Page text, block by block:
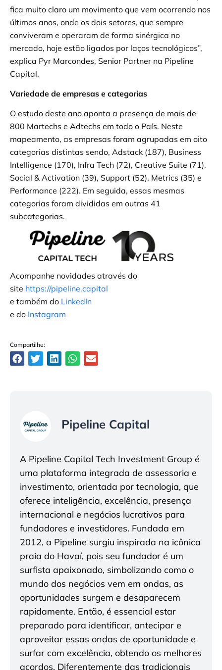
fica muito claro um movimento que vem ocorrendo nos
últimos anos, onde os dois setores, que sempre
conviveram e operaram de forma sinérgica no
mercado, hoje estão ligados por laços tecnológicos”,
explica Pyr Marcondes, Senior Partner na Pipeline
Capital.
Variedade de empresas e categorias
O estudo deste ano aponta a presença de mais de
800 Martechs e Adtechs em todo o País. Neste
mapeamento, as empresas foram agrupadas em oito
categorias distintas sendo, Adstack (187), Business
Intelligence (170), Infra Tech (72), Creative Suite (71),
Social & Activation (39), Support (52), Metrics (35) e
Performance (222). Em seguida, essas mesmas
categorias foram divididas em outras 41
subcategorias.
Acompanhe novidades através do
site https://pipeline.capital
e também do LinkedIn
e do Instagram
Compartilhe:
Pipeline Capital
A Pipeline Capital Tech Investment Group é
uma plataforma integrada de assessoria e
investimento, orientada por tecnologia, que
oferece inteligência, excelência, presença
internacional e negócios lucrativos para
fundadores e investidores. Fundada em
2012, a Pipeline surgiu inspirada na icônica
praia do Havaí, pois seu fundador é um
surfista apaixonado, simbolizando como o
mundo dos negócios vem em ondas, as
oportunidades surgem e desaparecem
rapidamente. Então, é essencial estar
preparado para identificar, antecipar e
aproveitar essas ondas de oportunidade e
surfar com excelência, obtendo os melhores
acordos. Diferentemente das tradicionais